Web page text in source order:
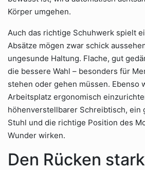
Körper umgehen.
Auch das richtige Schuhwerk spielt
Absätze mögen zwar schick
ungesunde Haltung. Flache, gut
die bessere Wahl – besonders für
stehen oder gehen müssen. Ebenso
Arbeitsplatz ergonomisch
höhenverstellbarer Schreibtisch, ein
Stuhl und die richtige Position des
Wunder wirken.
Den Rücken